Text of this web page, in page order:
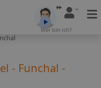
Wer bin ich?
- Funchal -